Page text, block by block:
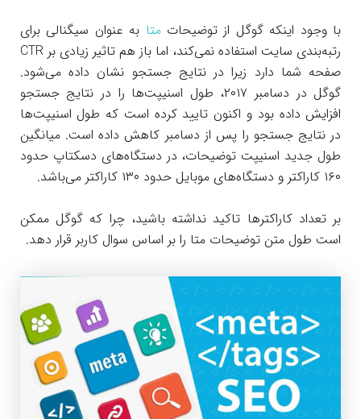
با وجود اینکه گوگل از توضیحاتمتا به عنوان سیگنالی برای
رتبه‌بندی سایت استفاده نمی‌کند، اما باز هم تاثیر زیادی بر CTR
صفحه شما دارد زیرا در نتایج جستجو نشان داده می‌شود.
گوگل در دسامبر ۲۰۱۷، طول اسنیپت‌ها را در نتایج جستجو
افزایش داده بود و اکنون تایید کرده است که طول اسنیپت‌ها
در نتایج جستجو را پس از دسامبر کاهش داده است. میانگین
طول جدید اسنیپت توضیحات، در دستگاه‌های دسکتاپ حدود
۱۶۰ کاراکتر و دستگاه‌های موبایل حدود ۱۳۰ کاراکتر می‌باشد.
بر تعداد کاراکترها تاکید نداشته باشید، چرا که گوگل ممکن
است طول متن توضیحات متا را بر اساس سوال کاربر قرار دهد.